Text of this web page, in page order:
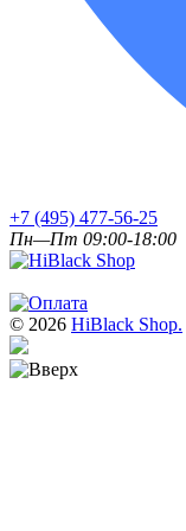
+7 (495) 477-56-25
Пн—Пт 09:00-18:00
© 2026 HiBlack Shop.